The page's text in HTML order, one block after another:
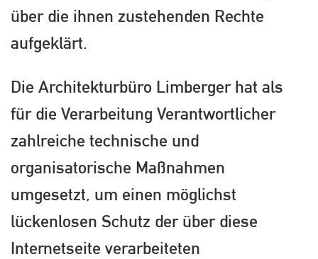
über die ihnen zustehenden Rechte
aufgeklärt.
Die Architekturbüro Limberger hat als
für die Verarbeitung Verantwortlicher
zahlreiche technische und
organisatorische Maßnahmen
umgesetzt, um einen möglichst
lückenlosen Schutz der über diese
Internetseite verarbeiteten